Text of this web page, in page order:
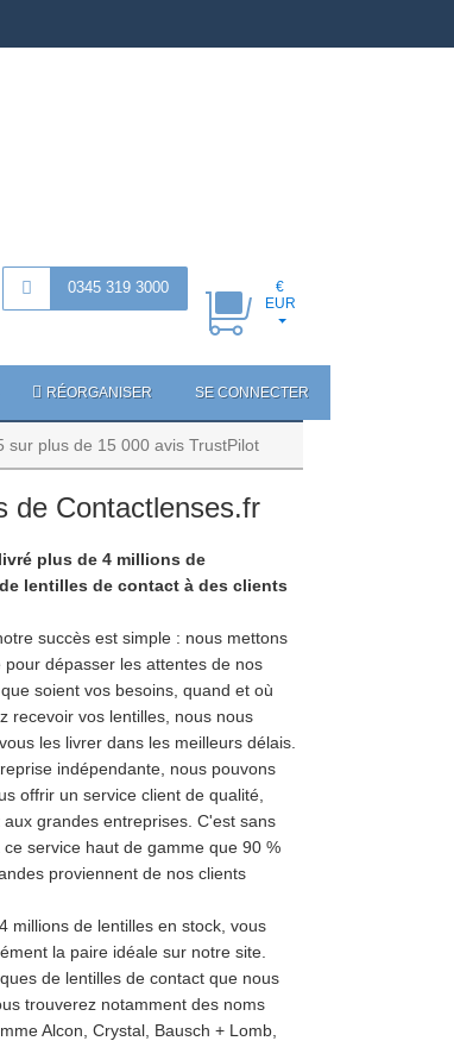
0345 319 3000
€
EUR
RÉORGANISER SE CONNECTER
sur plus de 15 000 avis TrustPilot
de Contactlenses.fr
plus de 4 millions de
lentilles de contact à des clients
succès est simple : nous mettons
dépasser les attentes de nos
soient vos besoins, quand et où
recevoir vos lentilles, nous nous
les livrer dans les meilleurs délais.
indépendante, nous pouvons
offrir un service client de qualité,
grandes entreprises. C'est sans
service haut de gamme que 90 %
proviennent de nos clients
millions de lentilles en stock, vous
la paire idéale sur notre site.
de lentilles de contact que nous
trouverez notamment des noms
Alcon, Crystal, Bausch + Lomb,